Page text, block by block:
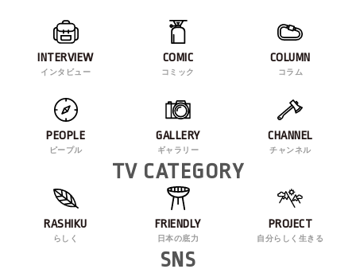
INTERVIEW
インタビュー
COMIC
コミック
COLUMN
コラム
PEOPLE
ピープル
GALLERY
ギャラリー
CHANNEL
チャンネル
TV CATEGORY
RASHIKU
らしく
FRIENDLY
日本の底力
PROJECT
自分らしく生きる
SNS